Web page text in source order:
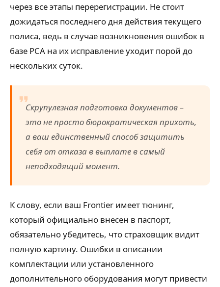
через все этапы перерегистрации. Не стоит
дожидаться последнего дня действия текущего
полиса, ведь в случае возникновения ошибок в
базе РСА на их исправление уходит порой до
нескольких суток.
Скрупулезная подготовка документов –
это не просто бюрократическая прихоть,
а ваш единственный способ защитить
себя от отказа в выплате в самый
неподходящий момент.
К слову, если ваш Frontier имеет тюнинг,
который официально внесен в паспорт,
обязательно убедитесь, что страховщик видит
полную картину. Ошибки в описании
комплектации или установленного
дополнительного оборудования могут привести